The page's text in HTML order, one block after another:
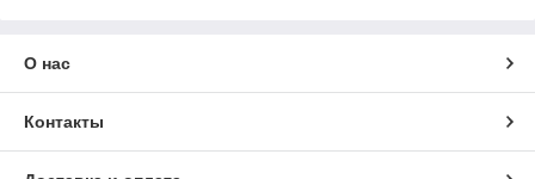
О нас
Контакты